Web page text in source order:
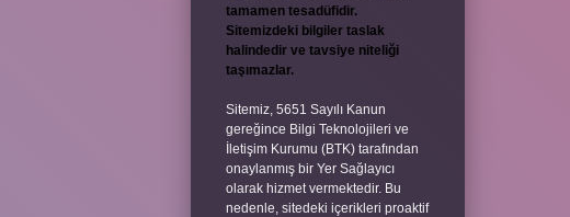
tamamen tesadüfidir.
Sitemizdeki bilgiler taslak
halindedir ve tavsiye niteliği
taşımazlar.
Sitemiz, 5651 Sayılı Kanun
gereğince Bilgi Teknolojileri ve
İletişim Kurumu (BTK) tarafından
onaylanmış bir Yer Sağlayıcı
olarak hizmet vermektedir. Bu
nedenle, sitedeki içerikleri proaktif